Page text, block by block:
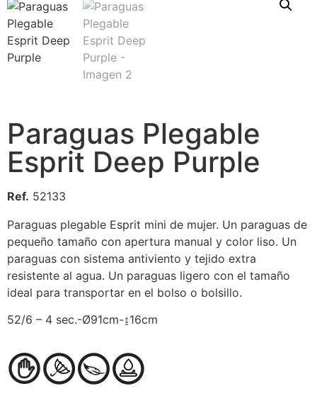
Paraguas Plegable
Esprit Deep Purple
Ref. 52133
Paraguas plegable Esprit mini de mujer. Un paraguas de
pequeño tamaño con apertura manual y color liso. Un
paraguas con sistema antiviento y tejido extra
resistente al agua. Un paraguas ligero con el tamaño
ideal para transportar en el bolso o bolsillo.
52/6 – 4 sec.-Ø91cm-↨16cm